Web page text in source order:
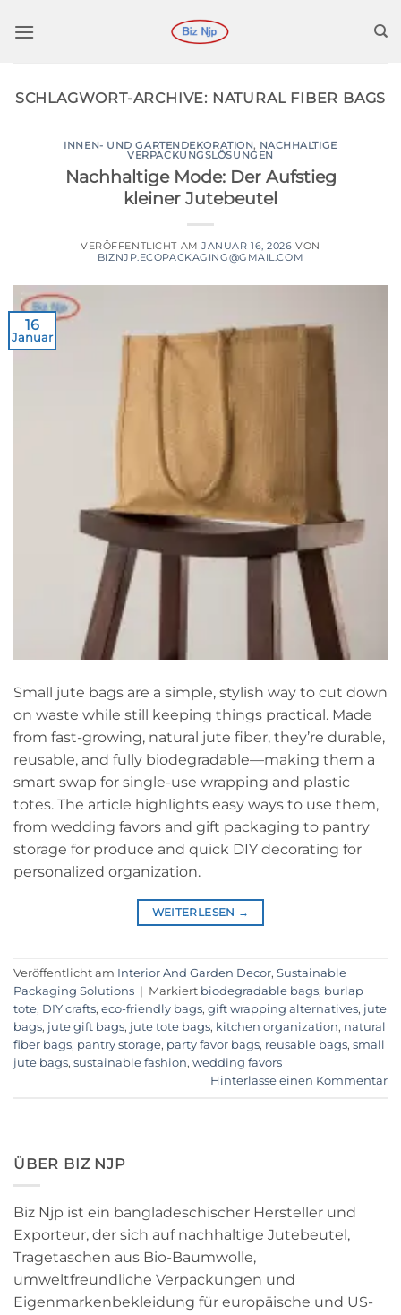
Inhalt
SCHLAGWORT-ARCHIVE: NATURAL FIBER BAGS
INNEN- UND GARTENDEKORATION, NACHHALTIGE
VERPACKUNGSLÖSUNGEN
Nachhaltige Mode: Der Aufstieg
kleiner Jutebeutel
VERÖFFENTLICHT AMJANUAR 16, 2026 VON
BIZNJP.ECOPACKAGING@GMAIL.COM
16
Januar
Small jute bags are a simple, stylish way to cut down
on waste while still keeping things practical. Made
from fast-growing, natural jute fiber, they’re durable,
reusable, and fully biodegradable—making them a
smart swap for single-use wrapping and plastic
totes. The article highlights easy ways to use them,
from wedding favors and gift packaging to pantry
storage for produce and quick DIY decorating for
personalized organization.
WEITERLESEN →
Veröffentlicht am Interior And Garden Decor, Sustainable
Packaging Solutions | Markiert biodegradable bags, burlap
tote, DIY crafts, eco-friendly bags, gift wrapping alternatives, jute
bags, jute gift bags, jute tote bags, kitchen organization, natural
fiber bags, pantry storage, party favor bags, reusable bags, small
jute bags, sustainable fashion, wedding favors
Hinterlasse einen Kommentar
ÜBER BIZ NJP
Biz Njp ist ein bangladeschischer Hersteller und
Exporteur, der sich auf nachhaltige Jutebeutel,
Tragetaschen aus Bio-Baumwolle,
umweltfreundliche Verpackungen und
Eigenmarkenbekleidung für europäische und US-